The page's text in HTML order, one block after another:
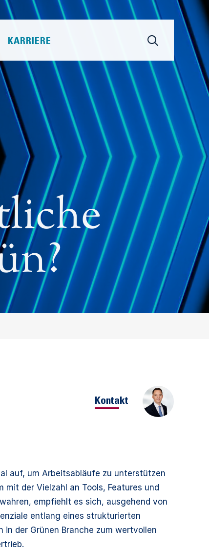
auf, um Arbeitsabläufe zu unterstützen
mit der Vielzahl an Tools, Features und
empfiehlt es sich, ausgehend von
entlang eines strukturierten
in der Grünen Branche zum wertvollen
Kontakt
KARRIERE